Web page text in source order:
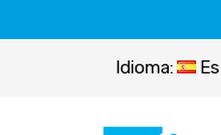
Idioma: Es